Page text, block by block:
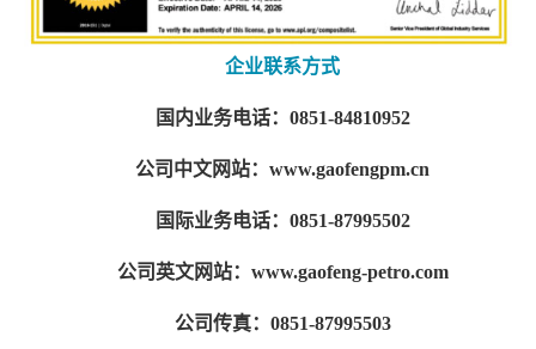
企业联系方式
国内业务电话：0851-84810952
公司中文网站：www.gaofengpm.cn
国际业务电话：0851-87995502
公司英文网站：www.gaofeng-petro.com
公司传真：0851-87995503